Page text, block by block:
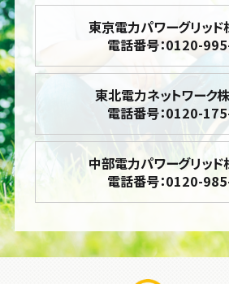
東京電力パワーグリッ
電話番号：0120-
東北電力ネットワーク
電話番号：0120-
中部電力パワーグリッ
電話番号：0120-